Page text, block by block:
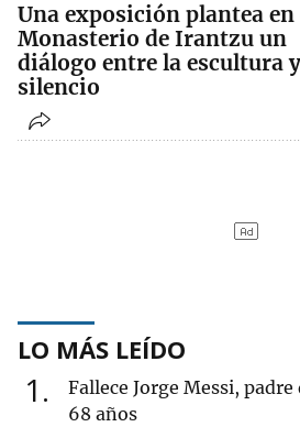
Una exposición plantea en
Monasterio de Irantzu un
diálogo entre la escultura
silencio
LO MÁS LEÍDO
1
Fallece Jorge Messi,
68 años